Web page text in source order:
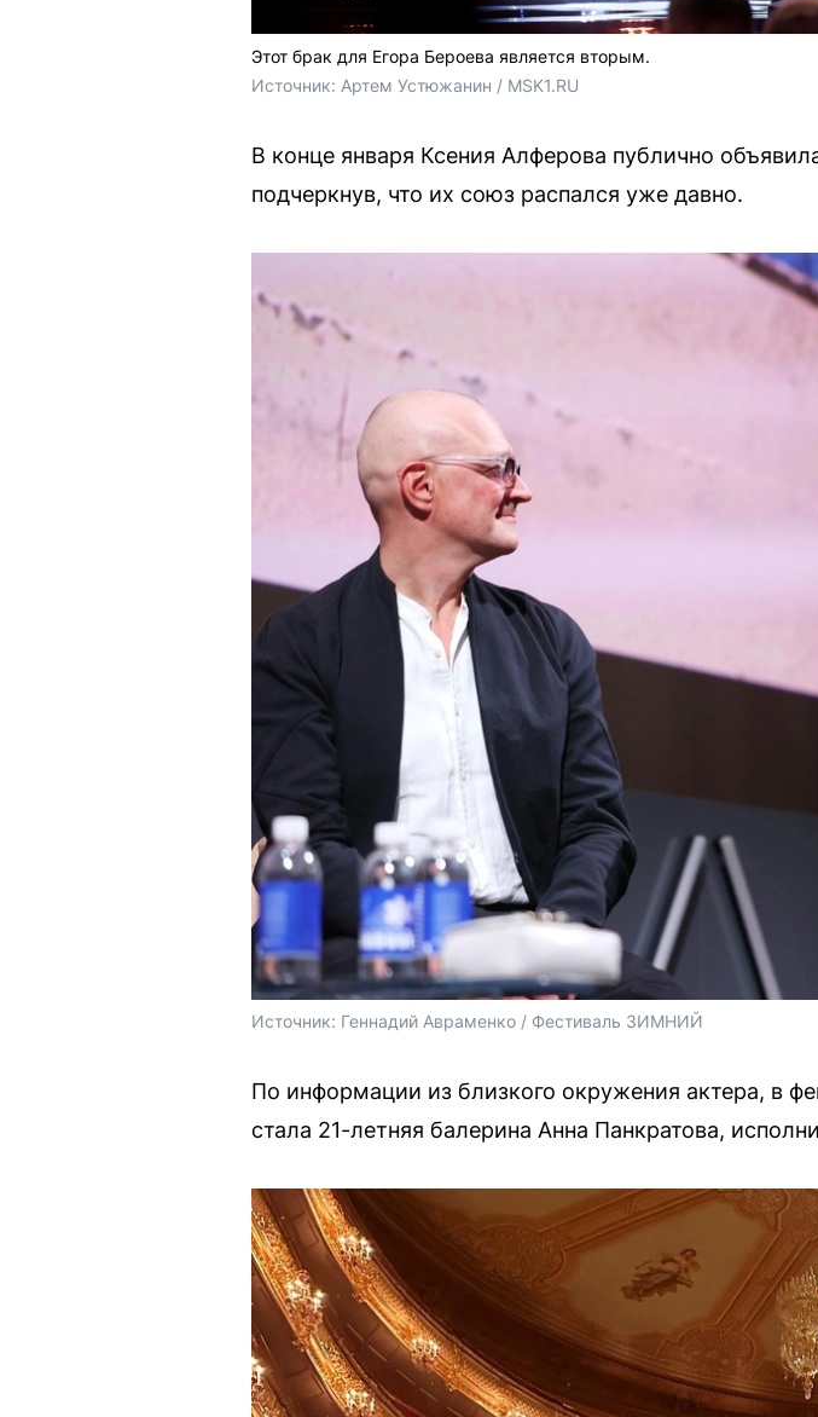
Этот брак для Егора Бероева является вторым.
Источник: Артем Устюжанин / MSK1.RU
В конце января Ксения Алферова публично
подчеркнув, что их союз распался уже давно.
Источник: Геннадий Авраменко / Фестиваль ЗИМНИЙ
По информации из близкого окружения актера, в
стала 21-летняя балерина Анна Панкратова,